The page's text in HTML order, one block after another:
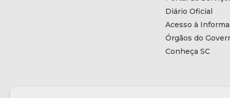
Diário Oficial
Acesso à
Órgãos do
Conheça SC